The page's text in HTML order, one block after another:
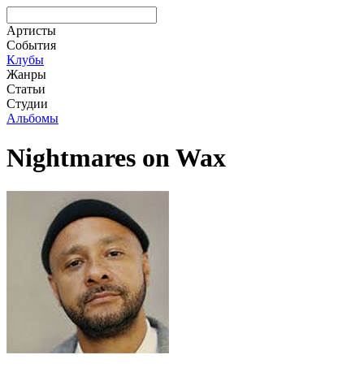
Артисты
События
Клубы
Жанры
Статьи
Студии
Альбомы
Nightmares on Wax